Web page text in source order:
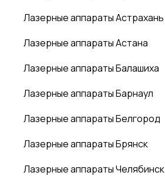
Лазерные аппараты Астрахань
Лазерные аппараты Астана
Лазерные аппараты Балашиха
Лазерные аппараты Барнаул
Лазерные аппараты Белгород
Лазерные аппараты Брянск
Лазерные аппараты Челябинск